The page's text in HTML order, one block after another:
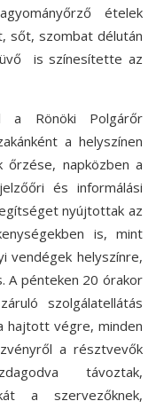
ételek
sőt, szombat délután
is színesítette az
a Rönöki Polgárőr
a helyszínen
napközben a
és informálási
nyújtottak az
is, mint
vendégek helyszínre,
A pénteken 20 órakor
szolgálatellátás
hajtott végre, minden
a résztvevők
távoztak,
a szervezőknek,